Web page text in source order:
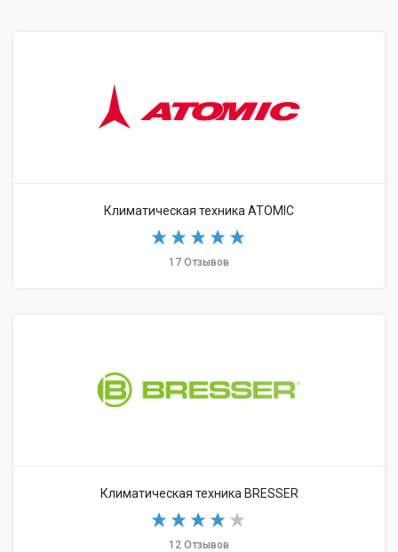
Климатическая техника ATOMIC
17 Отзывов
Климатическая техника BRESSER
12 Отзывов